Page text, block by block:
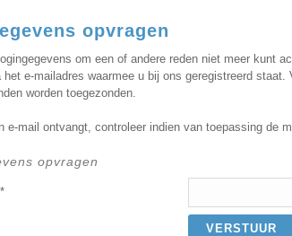
opvragen
om een of andere reden niet meer kunt
het e-mailadres waarmee u bij ons geregistreerd
worden toegezonden.
e-mail ontvangt, controleer indien van toepassing de
opvragen
VERSTUUR